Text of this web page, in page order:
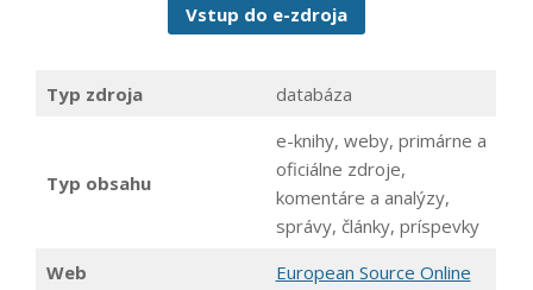
Vstup do e-zdroja
Typ zdroja databáza
Typ obsahu
e-knihy, weby, primárne a
oficiálne zdroje,
komentáre a analýzy,
správy, články, príspevky
Web
European Source Online